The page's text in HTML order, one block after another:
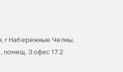
г Набережные Челны,
помещ. 3 офис 17.2